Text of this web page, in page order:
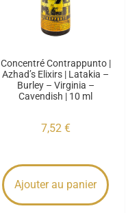
Concentré Contrappunto |
Azhad’s Elixirs | Latakia –
Burley – Virginia –
Cavendish | 10 ml
7,52 €
Ajouter au panier